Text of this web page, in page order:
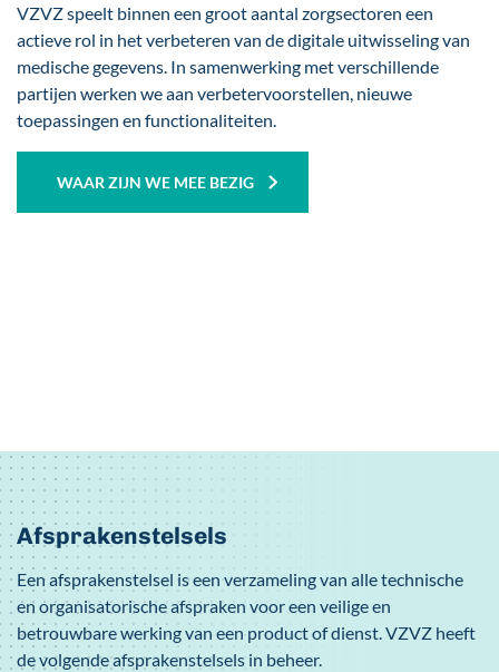
VZVZ speelt binnen een groot aantal zorgsectoren een
actieve rol in het verbeteren van de digitale uitwisseling van
medische gegevens. In samenwerking met verschillende
partijen werken we aan verbetervoorstellen, nieuwe
toepassingen en functionaliteiten.
WAAR ZIJN WE MEE BEZIG
Afsprakenstelsels
Een afsprakenstelsel is een verzameling van alle technische
en organisatorische afspraken voor een veilige en
betrouwbare werking van een product of dienst. VZVZ heeft
de volgende afsprakenstelsels in beheer.